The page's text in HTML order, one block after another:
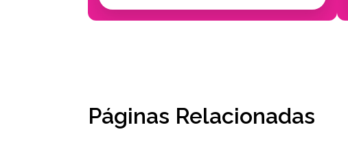
Páginas Relacionadas